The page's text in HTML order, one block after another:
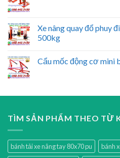
Xe nâng quay đổ phuy
500kg
Cẩu mốc động cơ mini
TÌM SẢN PHẨM THEO TỪ
bánh tải xe nâng tay 80x70 pu
bánh